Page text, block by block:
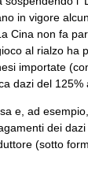
in vigore
Cina non fa
al rialzo ha
importate
dazi del
e, ad
dei
(sotto